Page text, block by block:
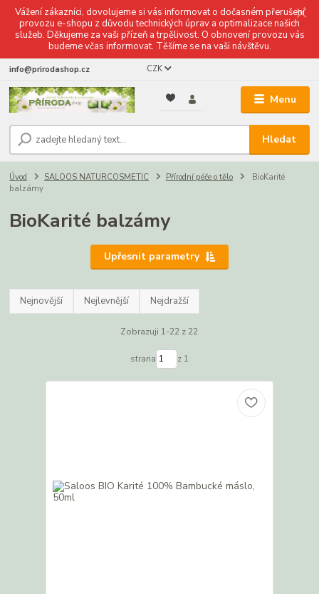
Vážení zákazníci, dovolujeme si vás informovat o dočasném přerušení
provozu e-shopu z důvodu technických úprav a optimalizace našich
služeb. Děkujeme za vaši přízeň a trpělivost. O obnovení provozu vás
budeme včas informovat. Těšíme se na vaši návštěvu.
Menu
CZK
Hledat
info@prirodashop.cz
Úvod SALOOS NATURCOSMETIC Přírodní péče o tělo
BioKarité
balzámy
BioKarité balzámy
Upřesnit parametry
Nejnovější Nejlevnější Nejdražší
Zobrazuji 1-22 z 22
strana z 1